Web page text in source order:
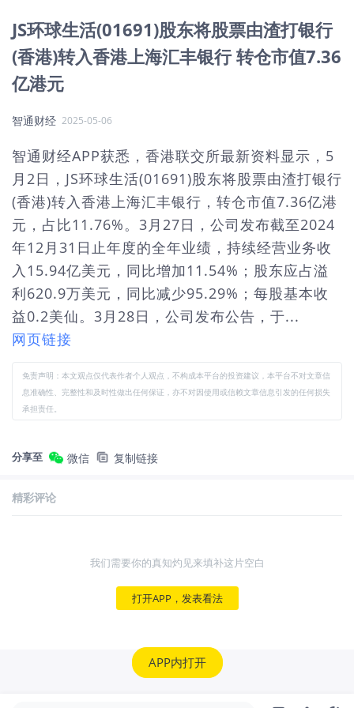
JS环球生活(01691)股东将股票由渣打银行
(香港)转入香港上海汇丰银行 转仓市值7.36
亿港元
智通财经 2025-05-06
智通财经APP获悉，香港联交所最新资料显示，5
月2日，JS环球生活(01691)股东将股票由渣打银行
(香港)转入香港上海汇丰银行，转仓市值7.36亿港
元，占比11.76%。3月27日，公司发布截至2024
年12月31日止年度的全年业绩，持续经营业务收
入15.94亿美元，同比增加11.54%；股东应占溢
利620.9万美元，同比减少95.29%；每股基本收
益0.2美仙。3月28日，公司发布公告，于...
网页链接
免责声明：本文观点仅代表作者个人观点，不构成本平台的投资建议，本平台不对文章信
息准确性、完整性和及时性做出任何保证，亦不对因使用或信赖文章信息引发的任何损失
承担责任。
分享至 微信 复制链接
精彩评论
我们需要你的真知灼见来填补这片空白
打开APP，发表看法
APP内打开